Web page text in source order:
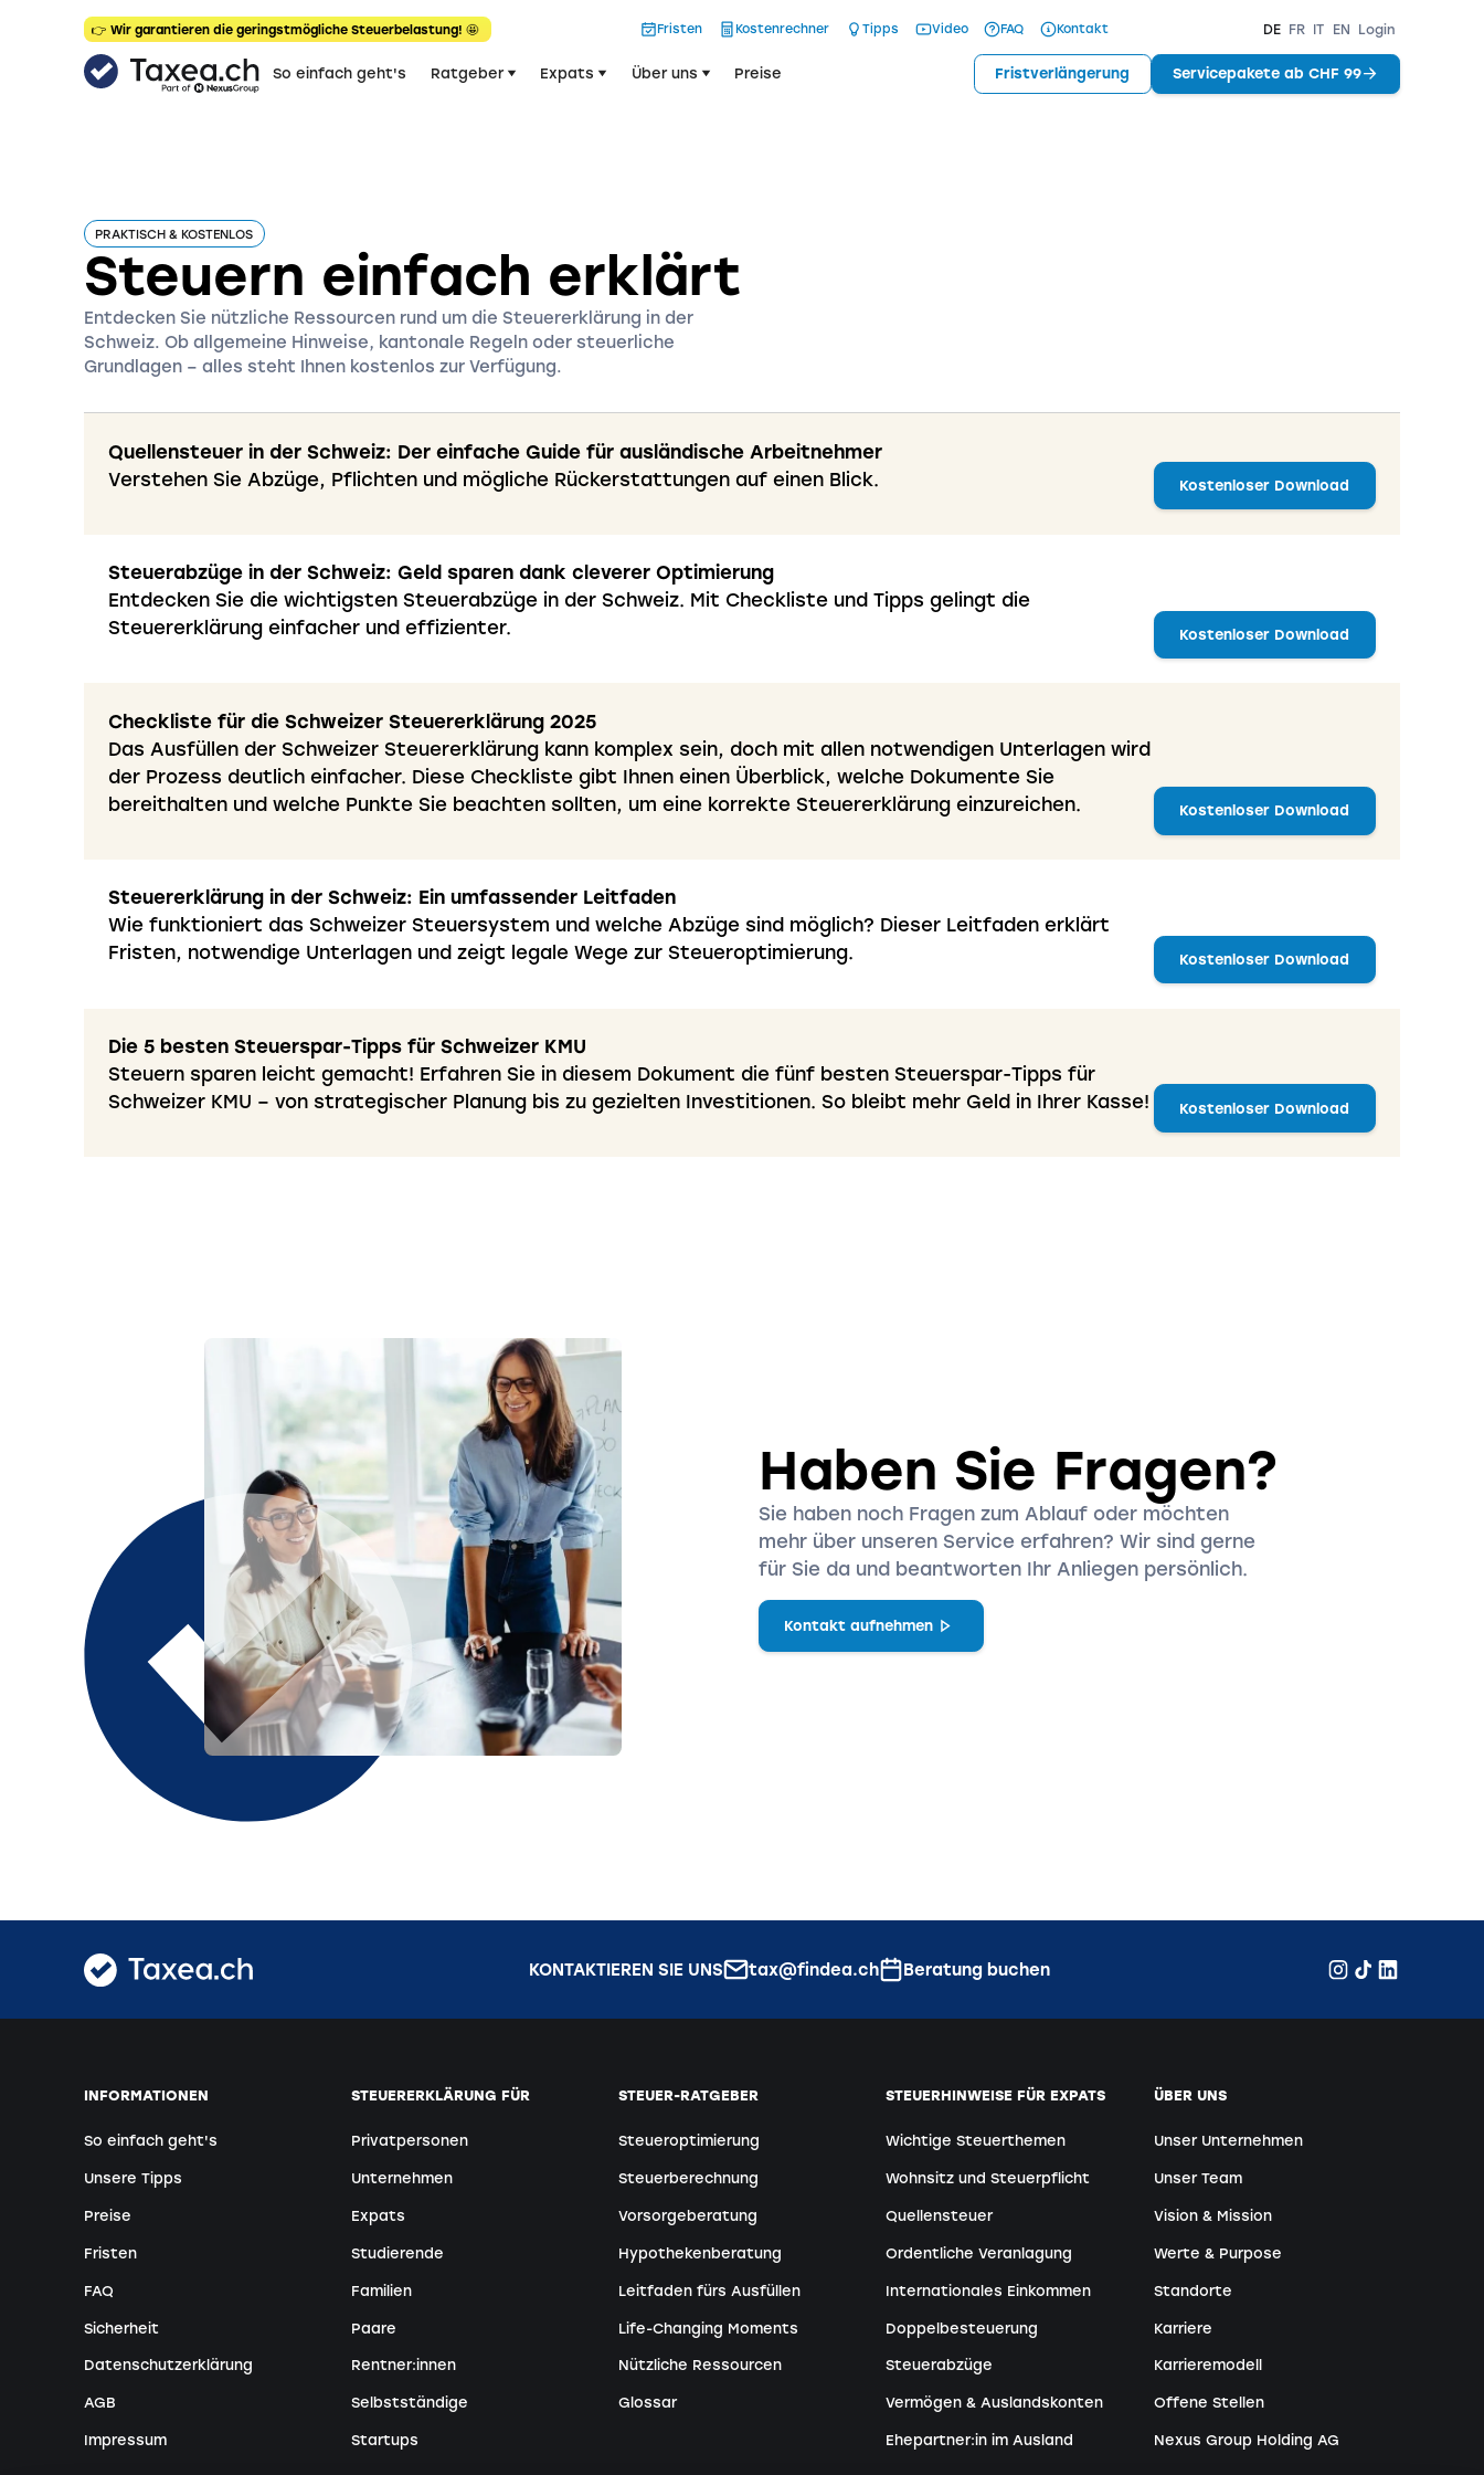
👉 Wir garantieren die geringstmögliche Steuerbelastung! 🤩 Fristen Kostenrechner Tipps Video FAQ Kontakt DE FR IT EN Login
So einfach geht's Ratgeber Expats Über uns Preise Fristverlängerung Servicepakete ab CHF 99
PRAKTISCH & KOSTENLOS
Steuern einfach erklärt
Entdecken Sie nützliche Ressourcen rund um die Steuererklärung in der
Schweiz. Ob allgemeine Hinweise, kantonale Regeln oder steuerliche
Grundlagen – alles steht Ihnen kostenlos zur Verfügung.
Quellensteuer in der Schweiz: Der einfache Guide für ausländische Arbeitnehmer
Verstehen Sie Abzüge, Pflichten und mögliche Rückerstattungen auf einen Blick.
Kostenloser Download
Steuerabzüge in der Schweiz: Geld sparen dank cleverer Optimierung
Entdecken Sie die wichtigsten Steuerabzüge in der Schweiz. Mit Checkliste und Tipps gelingt die
Steuererklärung einfacher und effizienter.
Kostenloser Download
Checkliste für die Schweizer Steuererklärung 2025
Das Ausfüllen der Schweizer Steuererklärung kann komplex sein, doch mit allen notwendigen Unterlagen wird
der Prozess deutlich einfacher. Diese Checkliste gibt Ihnen einen Überblick, welche Dokumente Sie
bereithalten und welche Punkte Sie beachten sollten, um eine korrekte Steuererklärung einzureichen.
Kostenloser Download
Steuererklärung in der Schweiz: Ein umfassender Leitfaden
Wie funktioniert das Schweizer Steuersystem und welche Abzüge sind möglich? Dieser Leitfaden erklärt
Fristen, notwendige Unterlagen und zeigt legale Wege zur Steueroptimierung.
Kostenloser Download
Die 5 besten Steuerspar-Tipps für Schweizer KMU
Steuern sparen leicht gemacht! Erfahren Sie in diesem Dokument die fünf besten Steuerspar-Tipps für
Schweizer KMU – von strategischer Planung bis zu gezielten Investitionen. So bleibt mehr Geld in Ihrer Kasse!
Kostenloser Download
Haben Sie Fragen?
Sie haben noch Fragen zum Ablauf oder möchten
mehr über unseren Service erfahren? Wir sind gerne
für Sie da und beantworten Ihr Anliegen persönlich.
Kontakt aufnehmen
KONTAKTIEREN SIE UNS tax@findea.ch Beratung buchen
INFORMATIONEN
So einfach geht's
Unsere Tipps
Preise
Fristen
FAQ
Sicherheit
Datenschutzerklärung
AGB
Impressum
STEUERERKLÄRUNG FÜR
Privatpersonen
Unternehmen
Expats
Studierende
Familien
Paare
Rentner:innen
Selbstständige
Startups
STEUER-RATGEBER
Steueroptimierung
Steuerberechnung
Vorsorgeberatung
Hypothekenberatung
Leitfaden fürs Ausfüllen
Life-Changing Moments
Nützliche Ressourcen
Glossar
STEUERHINWEISE FÜR EXPATS
Wichtige Steuerthemen
Wohnsitz und Steuerpflicht
Quellensteuer
Ordentliche Veranlagung
Internationales Einkommen
Doppelbesteuerung
Steuerabzüge
Vermögen & Auslandskonten
Ehepartner:in im Ausland
ÜBER UNS
Unser Unternehmen
Unser Team
Vision & Mission
Werte & Purpose
Standorte
Karriere
Karrieremodell
Offene Stellen
Nexus Group Holding AG